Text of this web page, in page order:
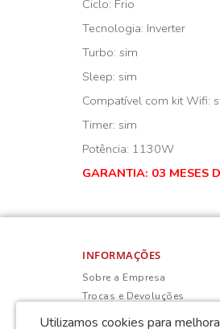
Ciclo: Frio
Tecnologia: Inverter
Turbo: sim
Sleep: sim
Compatível com kit Wifi:
Timer: sim
Potência: 1130W
GARANTIA: 03 MESES
INFORMAÇÕES
Sobre a Empresa
Trocas e Devoluções
Utilizamos cookies para